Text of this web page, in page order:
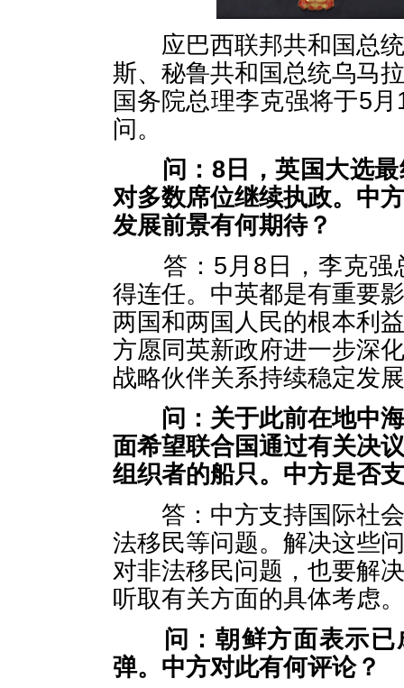
应巴西联邦共和国总统
斯、秘鲁共和国总统乌马
国务院总理李克强将于5
问。
问： 8日，英国大选
对多数席位继续执政。中
发展前景有何期待？
答：5月8日，李克强
得连任。中英都是有重要
两国和两国人民的根本利
方愿同英新政府进一步深
战略伙伴关系持续稳定发
问：关于此前在地中
面希望联合国通过有关决
组织者的船只。中方是否
答：中方支持国际社会
法移民等问题。解决这些
对非法移民问题，也要解
听取有关方面的具体考虑。
问：朝鲜方面表示
弹。中方对此有何评论？